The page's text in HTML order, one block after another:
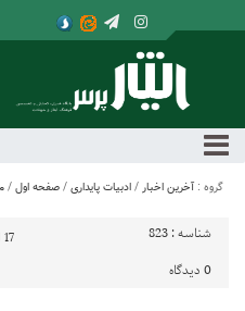
گروه : آخرین اخبار / ادبیات پایداری / صفحه اول /
شناسه : 823
17 اردیبهشت 1398 - 9:50
0 دیدگاه